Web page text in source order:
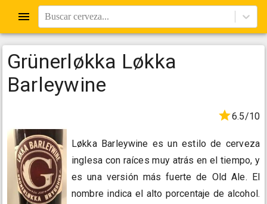
Buscar cerveza...
Grünerløkka Løkka
Barleywine
6.5/10
Løkka Barleywine es un estilo de cerveza
inglesa con raíces muy atrás en el tiempo, y
es una versión más fuerte de Old Ale. El
nombre indica el alto porcentaje de alcohol.